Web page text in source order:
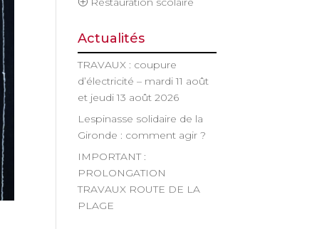
Actualités
TRAVAUX : coupure
d’électricité – mardi 11 août
et jeudi 13 août 2026
Lespinasse solidaire de la
Gironde : comment agir ?
IMPORTANT :
PROLONGATION
TRAVAUX ROUTE DE LA
PLAGE